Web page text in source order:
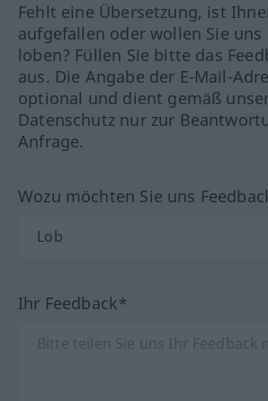
Fehlt eine Übersetzung, ist
aufgefallen oder wollen Sie uns
loben? Füllen Sie bitte das
aus. Die Angabe der E-Mail-
optional und dient gemäß
Datenschutz nur zur
Anfrage.
Wozu möchten Sie uns
Ihr Feedback*